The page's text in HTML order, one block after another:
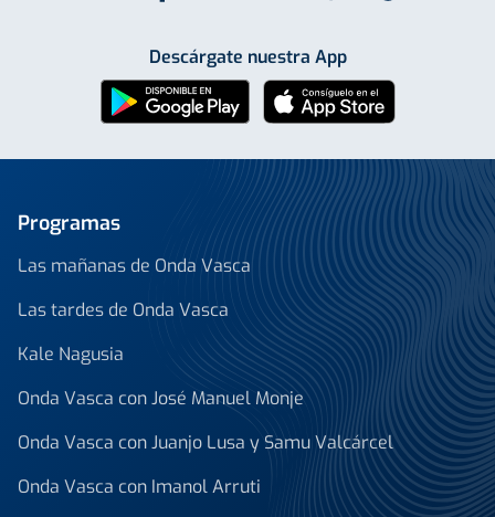
Descárgate nuestra App
Programas
Las mañanas de Onda Vasca
Las tardes de Onda Vasca
Kale Nagusia
Onda Vasca con José Manuel Monje
Onda Vasca con Juanjo Lusa y Samu Valcárcel
Onda Vasca con Imanol Arruti